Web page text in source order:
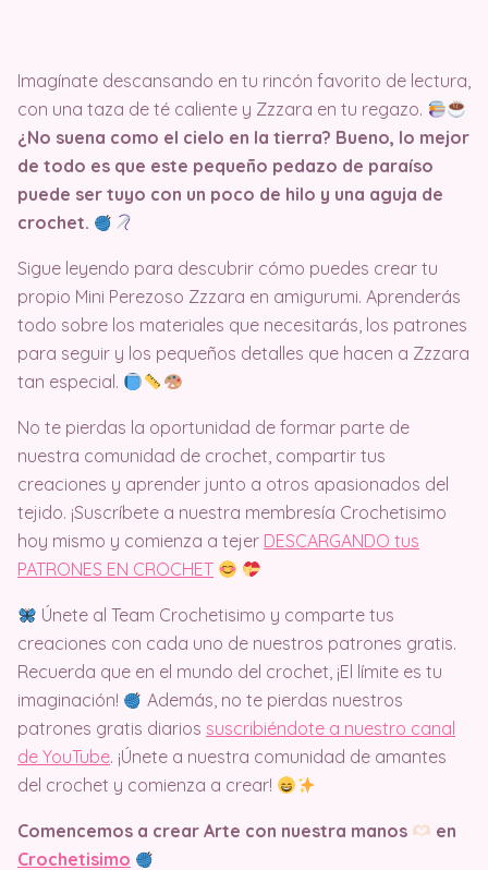
Imagínate descansando en tu rincón favorito de lectura,
con una taza de té caliente y Zzzara en tu regazo.
¿No suena como el cielo en la tierra? Bueno, lo mejor
de todo es que este pequeño pedazo de paraíso
puede ser tuyo con un poco de hilo y una aguja de
crochet.
Sigue leyendo para descubrir cómo puedes crear tu
propio Mini Perezoso Zzzara en amigurumi. Aprenderás
todo sobre los materiales que necesitarás, los patrones
para seguir y los pequeños detalles que hacen a Zzzara
tan especial.
No te pierdas la oportunidad de formar parte de
nuestra comunidad de crochet, compartir tus
creaciones y aprender junto a otros apasionados del
tejido. ¡Suscríbete a nuestra membresía Crochetisimo
hoy mismo y comienza a tejer DESCARGANDO tus
PATRONES EN CROCHET
Únete al Team Crochetisimo y comparte tus
creaciones con cada uno de nuestros patrones gratis.
Recuerda que en el mundo del crochet, ¡El límite es tu
imaginación!
Además, no te pierdas nuestros
patrones gratis diarios suscribiéndote a nuestro canal
de YouTube. ¡Únete a nuestra comunidad de amantes
del crochet y comienza a crear!
Comencemos a crear Arte con nuestra manos
en
Crochetisimo